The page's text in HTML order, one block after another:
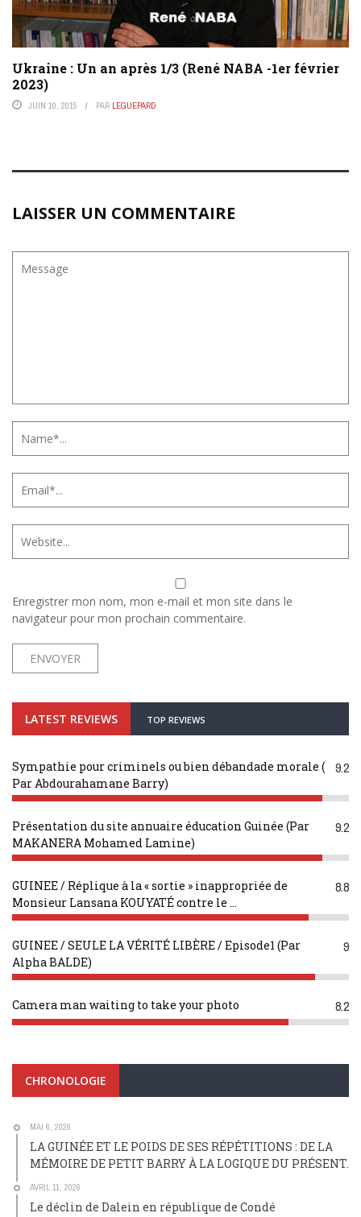
Ukraine : Un an après 1/3 (René NABA -1er février
2023)
JUIN 10, 2015 PAR LEGUEPARD
LAISSER UN COMMENTAIRE
Enregistrer mon nom, mon e-mail et mon site dans le
navigateur pour mon prochain commentaire.
LATEST REVIEWS TOP REVIEWS
Sympathie pour criminels ou bien débandade morale (
Par Abdourahamane Barry)
9.2
Présentation du site annuaire éducation Guinée (Par
MAKANERA Mohamed Lamine)
9.2
GUINEE / Réplique à la « sortie » inappropriée de
Monsieur Lansana KOUYATÉ contre le ...
8.8
GUINEE / SEULE LA VÉRITÉ LIBÈRE / Episode1 (Par
Alpha BALDE)
9
Camera man waiting to take your photo 8.2
CHRONOLOGIE
MAI 6, 2026
LA GUINÉE ET LE POIDS DE SES RÉPÉTITIONS : DE LA
MÉMOIRE DE PETIT BARRY À LA LOGIQUE DU PRÉSENT.
AVRIL 11, 2026
Le déclin de Dalein en république de Condé